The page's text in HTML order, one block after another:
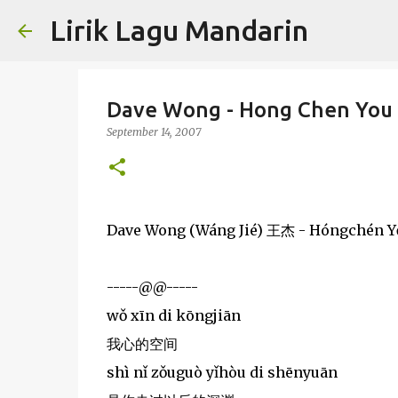
Lirik Lagu Mandarin
Dave Wong - Hong Chen You
September 14, 2007
Dave Wong (Wáng Jié) 王杰 - Hóngchén
-----@@-----
wǒ xīn di kōngjiān
我心的空间
shì nǐ zǒuguò yǐhòu di shēnyuān